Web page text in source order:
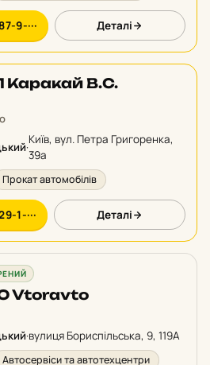
9-··· Деталі
Каракай В.С.
·
Київ, вул. Петра Григоренка,
39а
Прокат автомобілів
1-··· Деталі
Vtoravto
·вулиця Бориспільська, 9, 119А
Автосервіси та автотехцентри